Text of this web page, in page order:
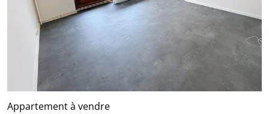
Appartement à vendre